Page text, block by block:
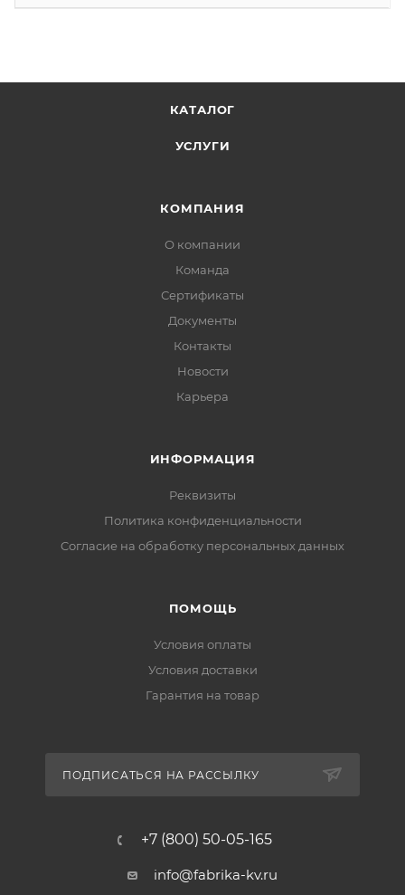
КАТАЛОГ
УСЛУГИ
КОМПАНИЯ
О компании
Команда
Сертификаты
Документы
Контакты
Новости
Карьера
ИНФОРМАЦИЯ
Реквизиты
Политика конфиденциальности
Cогласие на обработку персональных данных
ПОМОЩЬ
Условия оплаты
Условия доставки
Гарантия на товар
ПОДПИСАТЬСЯ НА РАССЫЛКУ
+7 (800) 50-05-165
info@fabrika-kv.ru